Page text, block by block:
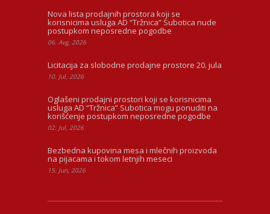
Nova lista prodajnih prostora koji se
korisnicima usluga AD “Tržnica” Subotica nude
postupkom neposredne pogodbe
06. Avg, 2026
Licitacija za slobodne prodajne prostore 20. jula
10. Jul, 2026
Oglašeni prodajni prostori koji se korisnicima
usluga AD “Tržnica” Subotica mogu ponuditi na
korišćenje postupkom neposredne pogodbe
02. Jul, 2026
Bezbedna kupovina mesa i mlečnih proizvoda
na pijacama i tokom letnjih meseci
15. Jun, 2026